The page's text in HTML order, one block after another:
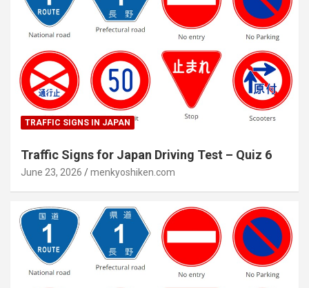
TRAFFIC SIGNS IN JAPAN
Traffic Signs for Japan Driving Test – Quiz 6
June 23, 2026 menkyoshiken.com